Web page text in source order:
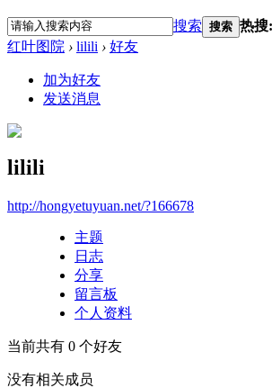
搜索 搜索 热搜:
红叶图院 › lilili › 好友
加为好友
发送消息
lilili
http://hongyetuyuan.net/?166678
主题
日志
分享
留言板
个人资料
当前共有 0 个好友
没有相关成员